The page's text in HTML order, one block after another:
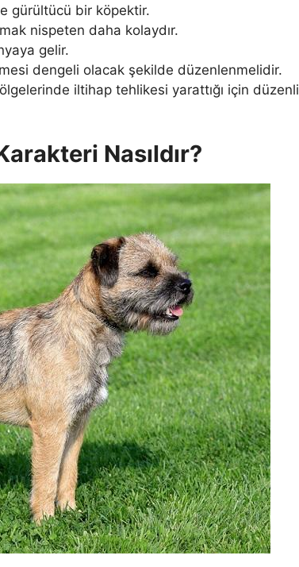
gürültücü bir köpektir.
nispeten daha kolaydır.
gelir.
dengeli olacak şekilde düzenlenmelidir.
iltihap tehlikesi yarattığı için düzenli
Nasıldır?